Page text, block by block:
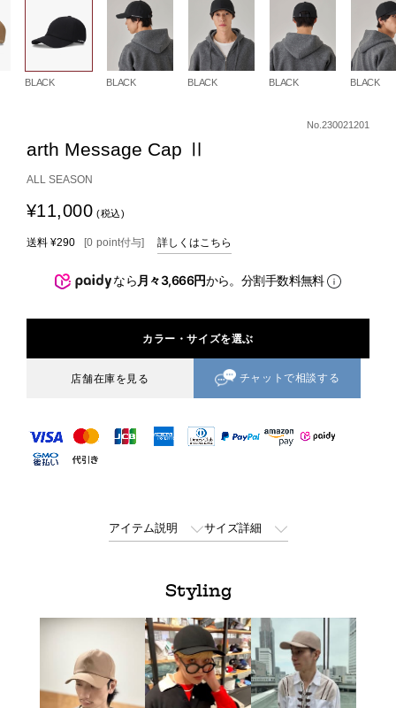
BLACK BLACK BLACK BLACK BLACK
No.230021201
arth Message Cap Ⅱ
ALL SEASON
¥11,000 (税込)
送料 ¥290 [0 point付与] 詳しくはこちら
なら月々3,666円から。分割手数料無料
カラー・サイズを選ぶ
店舗在庫を見る チャットで相談する
アイテム説明 サイズ詳細
Styling